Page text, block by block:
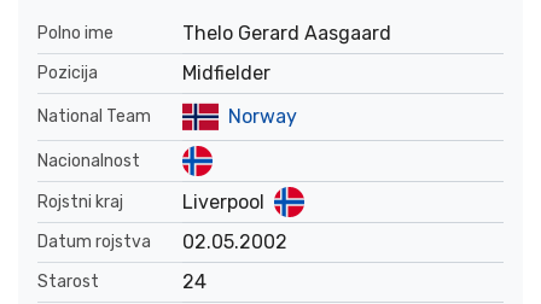
Polno ime Thelo Gerard Aasgaard
Pozicija Midfielder
National Team Norway
Nacionalnost
Rojstni kraj
Liverpool
Datum rojstva 02.05.2002
Starost 24